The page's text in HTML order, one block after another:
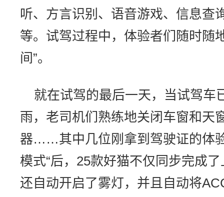
听、方言识别、语音游戏、信息查
等。试驾过程中，体验者们随时随
间”。
就在试驾的最后一天，当试驾车
雨，老司机们熟练地关闭车窗和天
器……其中几位刚拿到驾驶证的体
模式“后，25款好猫不仅同步完成
还自动开启了雾灯，并且自动将